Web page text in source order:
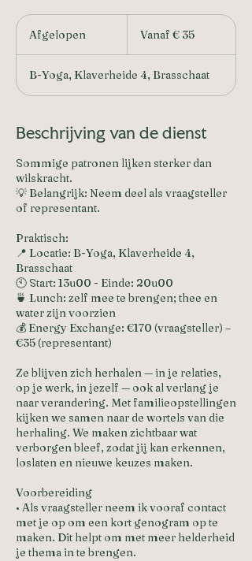
Afgelopen
e
l
e
euroVanaf € 35
B-Yoga, Klaverheide 4, Brasschaat
Beschrijving van de dienst
Sommige patronen lijken sterker dan
wilskracht.
💡 Belangrijk: Neem deel als vraagsteller
of representant.
Praktisch:
📍 Locatie: B-Yoga, Klaverheide 4,
Brasschaat
🕙 Start: 13u00 - Einde: 20u00
🍵 Lunch: zelf mee te brengen; thee en
water zijn voorzien
💰 Energy Exchange: €170 (vraagsteller) –
€35 (representant)
Ze blijven zich herhalen — in je relaties,
op je werk, in jezelf — ook al verlang je
naar verandering. Met familieopstellingen
kijken we samen naar de wortels van die
herhaling. We maken zichtbaar wat
verborgen bleef, zodat jij kan erkennen,
loslaten en nieuwe keuzes maken.
Voorbereiding
• Als vraagsteller neem ik vooraf contact
met je op om een kort genogram op te
maken. Dit helpt om met meer helderheid
je thema in te brengen.